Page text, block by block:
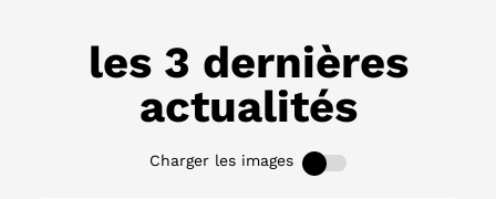
les 3 dernières
actualités
Charger les images